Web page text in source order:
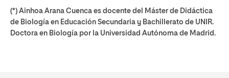
(*) Ainhoa Arana Cuenca es docente del Máster de Didáctica
de Biología en Educación Secundaria y Bachillerato de UNIR.
Doctora en Biología por la Universidad Autónoma de Madrid.